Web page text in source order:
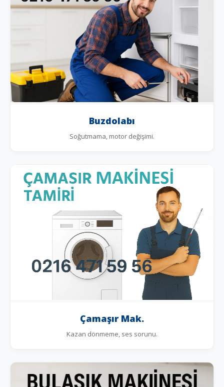
Buzdolabı
Soğutmama, motor değişimi.
Çamaşır Mak.
Kazan dönmeme, ses sorunu.